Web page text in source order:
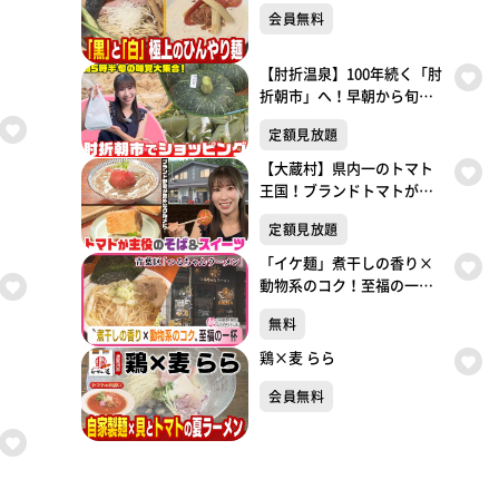
会員無料
【肘折温泉】100年続く「肘
折朝市」へ！早朝から旬の
尽くす！
定額見放題
【大蔵村】県内一のトマト
王国！ブランドトマトが絶
定額見放題
「イケ麺」煮干しの香り×
動物系のコク！至福の一
ン】 （仙台・青葉区）
無料
鶏×麦 らら
会員無料